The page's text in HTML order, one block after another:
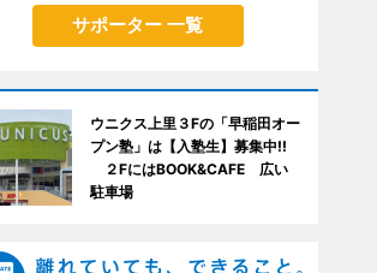
サポーター 一覧
ウニクス上里３Fの「早稲田オー
プン塾」は【入塾生】募集中!!
２FにはBOOK&CAFE 広い
駐車場